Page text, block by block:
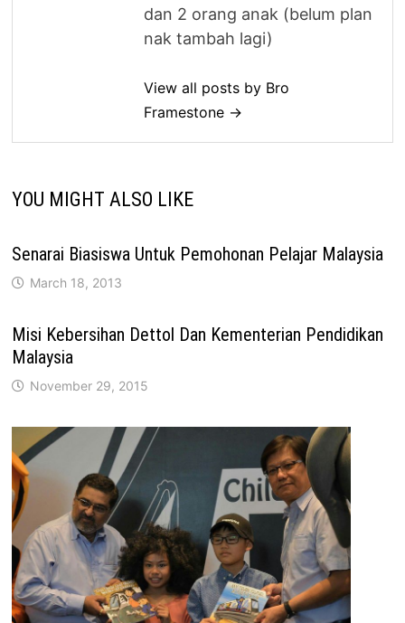
dan 2 orang anak (belum plan
nak tambah lagi)
View all posts by Bro
Framestone →
YOU MIGHT ALSO LIKE
Senarai Biasiswa Untuk Pemohonan Pelajar Malaysia
March 18, 2013
Misi Kebersihan Dettol Dan Kementerian Pendidikan
Malaysia
November 29, 2015